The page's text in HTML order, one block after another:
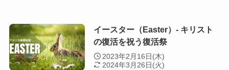
イースター（Easter）- キリスト
の復活を祝う復活祭
2023年2月16日(木)
2024年3月26日(火)